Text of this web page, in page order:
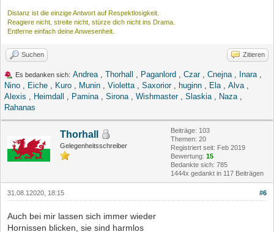
Distanz ist die einzige Antwort auf Respektlosigkeit.
Reagiere nicht, streite nicht, stürze dich nicht ins Drama.
Entferne einfach deine Anwesenheit.
Suchen Zitieren
Es bedanken sich: Andrea Thorhall Paganlord Czar, Cnejna Inara
Nino
Eiche Kuro Munin Violetta Saxorior, huginn Ela Alva
Alexis
Heimdall Pamina Sirona Wishmaster, Slaskia Naza
Rahanas
Thorhall
Gelegenheitsschreiber
Beiträge: 103
Themen: 20
Registriert seit: Feb 2019
Bewertung: 15
Bedankte sich: 785
1444x gedankt in 117 Beiträgen
#6
31.08.12020, 18:15
Auch bei mir lassen sich immer wieder
Hornissen blicken, sie sind harmlos